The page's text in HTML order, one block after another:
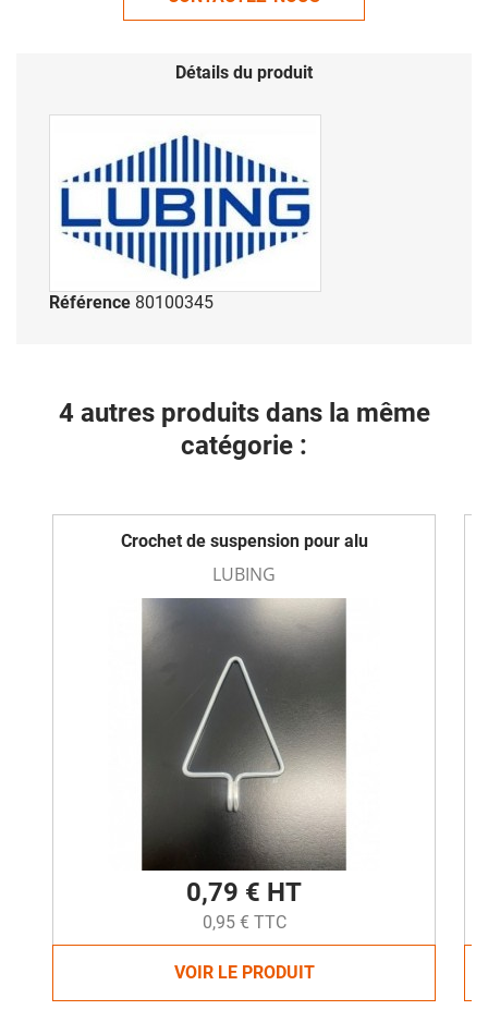
Détails du produit
Référence 80100345
4 autres produits dans la même
catégorie :
Crochet de suspension pour alu
LUBING
0,79 € HT
0,95 € TTC
VOIR LE PRODUIT